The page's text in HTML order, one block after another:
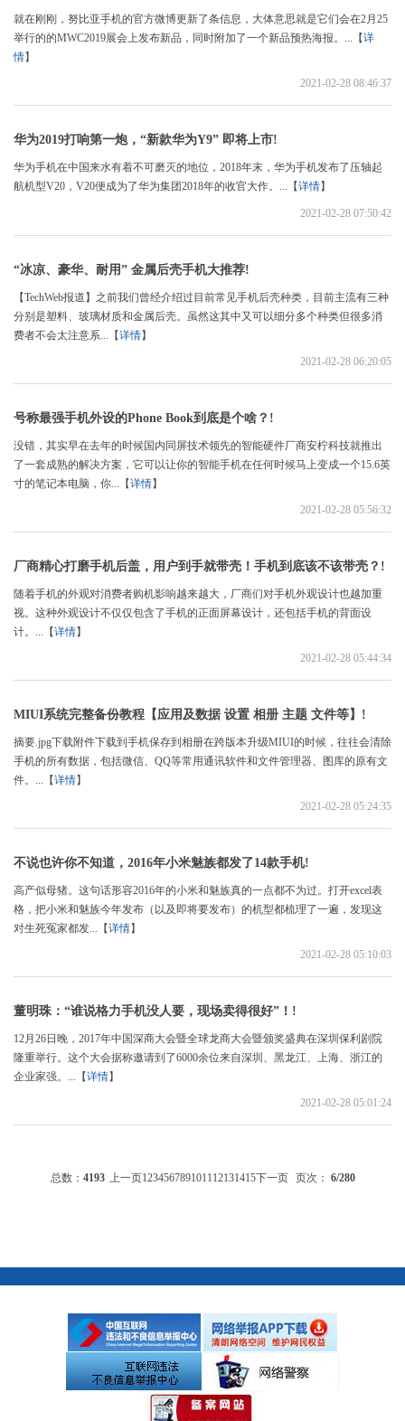
就在刚刚，努比亚手机的官方微博更新了条信息，大体意思就是它们会在2月25
举行的的MWC2019展会上发布新品，同时附加了一个新品预热海报。...【详
情】
2021-02-28 08:46:37
华为2019打响第一炮，“新款华为Y9” 即将上市!
华为手机在中国来水有着不可磨灭的地位，2018年末，华为手机发布了压轴起
航机型V20，V20便成为了华为集团2018年的收官大作。...【详情】
2021-02-28 07:50:42
“冰凉、豪华、耐用” 金属后壳手机大推荐!
【TechWeb报道】之前我们曾经介绍过目前常见手机后壳种类，目前主流有三种
分别是塑料、玻璃材质和金属后壳。虽然这其中又可以细分多个种类但很多消
费者不会太注意系...【详情】
2021-02-28 06:20:05
号称最强手机外设的Phone Book到底是个啥？!
没错，其实早在去年的时候国内同屏技术领先的智能硬件厂商安柠科技就推出
了一套成熟的解决方案，它可以让你的智能手机在任何时候马上变成一个15.6英
寸的笔记本电脑，你...【详情】
2021-02-28 05:56:32
厂商精心打磨手机后盖，用户到手就带壳！手机到底该不该带壳？!
随着手机的外观对消费者购机影响越来越大，厂商们对手机外观设计也越加重
视。这种外观设计不仅仅包含了手机的正面屏幕设计，还包括手机的背面设
计。...【详情】
2021-02-28 05:44:34
MIUI系统完整备份教程【应用及数据 设置 相册 主题 文件等】!
摘要.jpg下载附件下载到手机保存到相册在跨版本升级MIUI的时候，往往会清除
手机的所有数据，包括微信、QQ等常用通讯软件和文件管理器、图库的原有文
件。...【详情】
2021-02-28 05:24:35
不说也许你不知道，2016年小米魅族都发了14款手机!
高产似母猪。这句话形容2016年的小米和魅族真的一点都不为过。打开excel表
格，把小米和魅族今年发布（以及即将要发布）的机型都梳理了一遍，发现这
对生死冤家都发...【详情】
2021-02-28 05:10:03
董明珠：“谁说格力手机没人要，现场卖得很好”！!
12月26日晚，2017年中国深商大会暨全球龙商大会暨颁奖盛典在深圳保利剧院
隆重举行。这个大会据称邀请到了6000余位来自深圳、黑龙江、上海、浙江的
企业家强。...【详情】
2021-02-28 05:01:24
总数： 4193 上一页123456789101112131415下一页 页次： 6/280